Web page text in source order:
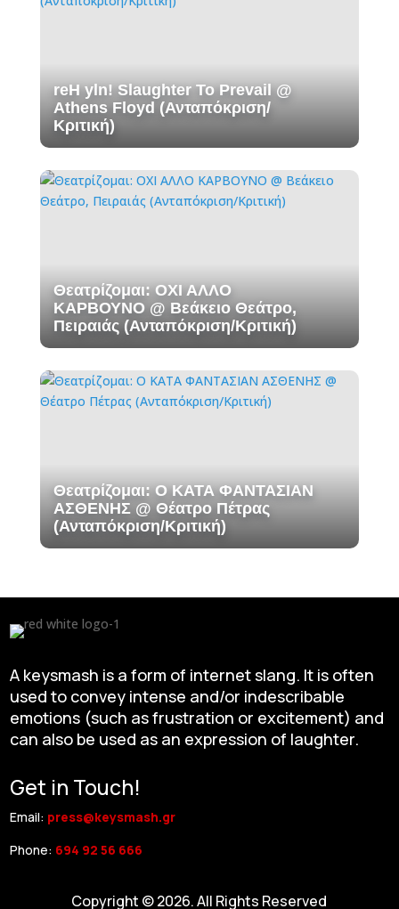
reH yln! Slaughter To Prevail @
Athens Floyd (Ανταπόκριση/
Κριτική)
Θεατρίζομαι: ΟΧΙ ΑΛΛΟ
ΚΑΡΒΟΥΝΟ @ Βεάκειο Θεάτρο,
Πειραιάς (Ανταπόκριση/Κριτική)
Θεατρίζομαι: Ο ΚΑΤΑ ΦΑΝΤΑΣΙΑΝ
ΑΣΘΕΝΗΣ @ Θέατρο Πέτρας
(Ανταπόκριση/Κριτική)
A keysmash is a form of internet slang. It is often
used to convey intense and/or indescribable
emotions (such as frustration or excitement) and
can also be used as an expression of laughter.
Get in Touch!
Email: press@keysmash.gr
Phone: 694 92 56 666
Copyright © 2026. All Rights Reserved